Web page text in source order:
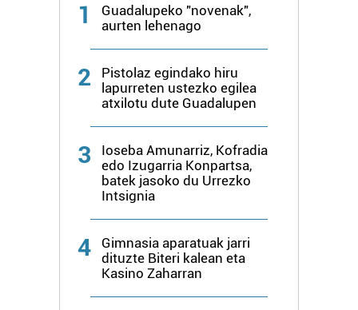
1
Guadalupeko "novenak",
aurten lehenago
2
Pistolaz egindako hiru
lapurreten ustezko egilea
atxilotu dute Guadalupen
3
Ioseba Amunarriz, Kofradia
edo Izugarria Konpartsa,
batek jasoko du Urrezko
Intsignia
4
Gimnasia aparatuak jarri
dituzte Biteri kalean eta
Kasino Zaharran